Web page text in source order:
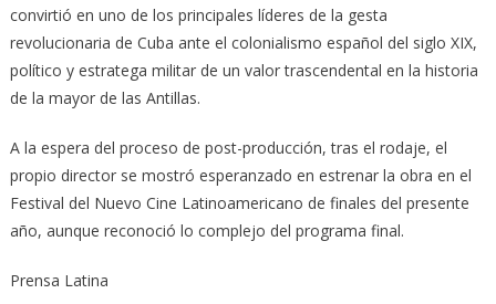
convirtió en uno de los principales líderes de la gesta
revolucionaria de Cuba ante el colonialismo español del siglo XIX,
político y estratega militar de un valor trascendental en la historia
de la mayor de las Antillas.
A la espera del proceso de post-producción, tras el rodaje, el
propio director se mostró esperanzado en estrenar la obra en el
Festival del Nuevo Cine Latinoamericano de finales del presente
año, aunque reconoció lo complejo del programa final.
Prensa Latina